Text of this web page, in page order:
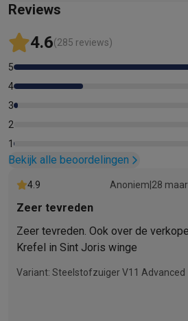
Reviews
4.6(285 reviews)
5
4
3
2
1
Bekijk alle beoordelingen
4.9 Anoniem 28
Zeer tevreden
Zeer tevreden. Ook over de
Krefel in Sint Joris winge
Variant: Steelstofzuiger V11 Advanced